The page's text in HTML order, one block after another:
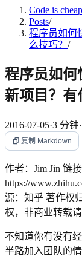
Code is
Posts/
程序员如何
么技巧？ /
程序员如何
新项目？有
2016-07-05·3 分钟·
复制 Markdown
作者：Jim Jin 链接
https://
源：知乎 著作权
权，非商业转载请
不知道你有没有
半路加入团队的